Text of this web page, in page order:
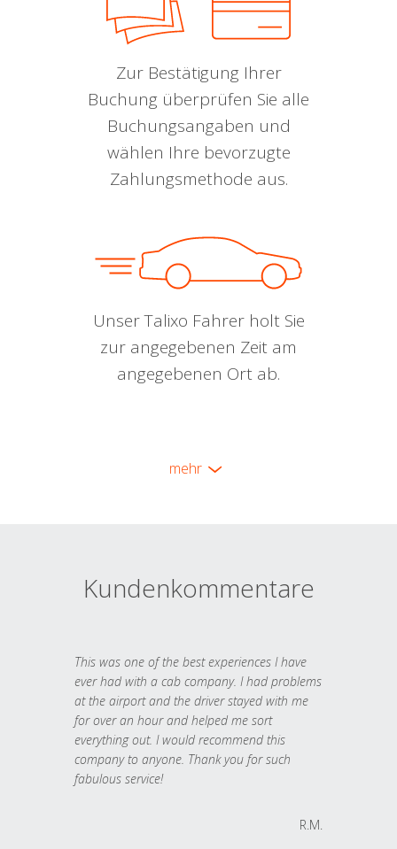
Zur Bestätigung Ihrer
Buchung überprüfen Sie alle
Buchungsangaben und
wählen Ihre bevorzugte
Zahlungsmethode aus.
Unser Talixo Fahrer holt Sie
zur angegebenen Zeit am
angegebenen Ort ab.
mehr
Kundenkommentare
This was one of the best experiences I have
ever had with a cab company. I had problems
at the airport and the driver stayed with me
for over an hour and helped me sort
everything out. I would recommend this
company to anyone. Thank you for such
fabulous service!
R.M.